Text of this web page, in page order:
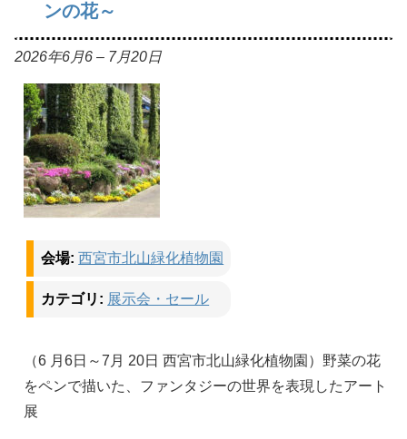
ンの花～
2026年6月6 – 7月20日
会場: 西宮市北山緑化植物園
カテゴリ: 展示会・セール
（6 月6日～7月 20日 西宮市北山緑化植物園）野菜の花
をペンで描いた、ファンタジーの世界を表現したアート
展